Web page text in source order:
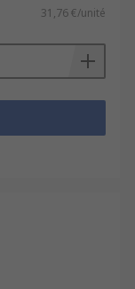
31,76 €/unité